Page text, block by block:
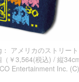
アメリカのストリー
￥3,564(税込) / 縦
Entertainment Inc.